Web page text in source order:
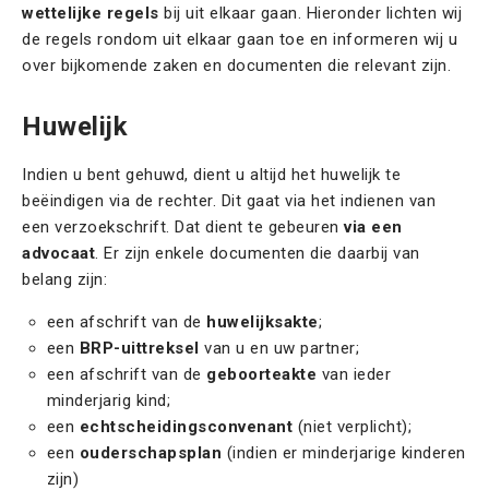
wettelijke regels bij uit elkaar gaan. Hieronder lichten wij
de regels rondom uit elkaar gaan toe en informeren wij u
over bijkomende zaken en documenten die relevant zijn.
Huwelijk
Indien u bent gehuwd, dient u altijd het huwelijk te
beëindigen via de rechter. Dit gaat via het indienen van
een verzoekschrift. Dat dient te gebeurenvia een
advocaat. Er zijn enkele documenten die daarbij van
belang zijn:
een afschrift van de huwelijksakte;
een BRP-uittreksel van u en uw partner;
een afschrift van de geboorteakte van ieder
minderjarig kind;
een echtscheidingsconvenant (niet verplicht);
een ouderschapsplan (indien er minderjarige kinderen
zijn)